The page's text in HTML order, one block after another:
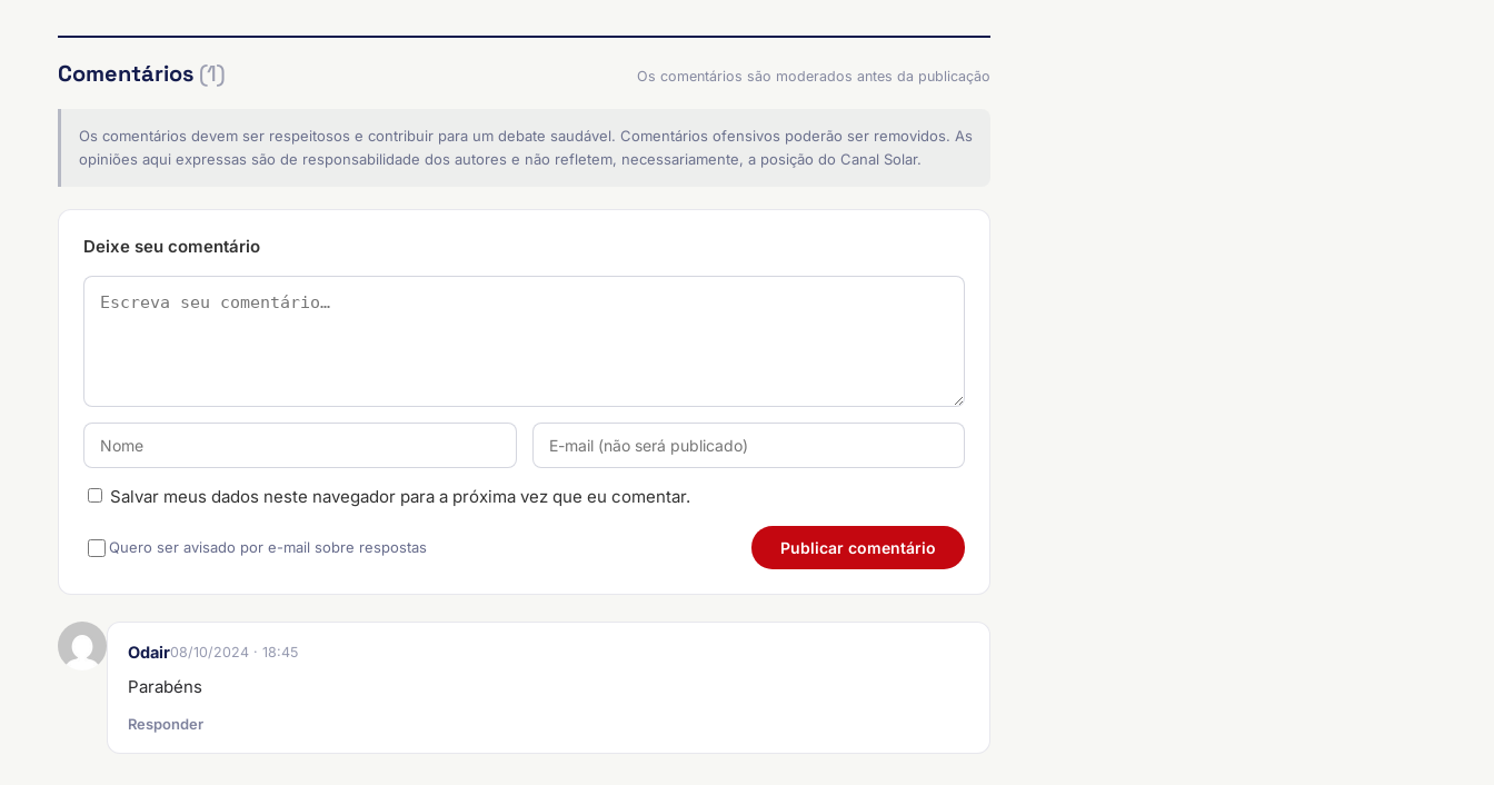
Comentários (1) Os comentários são moderados antes da publicação
Os comentários devem ser respeitosos e contribuir para um debate saudável. Comentários ofensivos poderão ser removidos. As
opiniões aqui expressas são de responsabilidade dos autores e não refletem, necessariamente, a posição do Canal Solar.
Deixe seu comentário
Salvar meus dados neste navegador para a próxima vez que eu comentar.
Quero ser avisado por e-mail sobre respostas
Odair08/10/2024 · 18:45
Parabéns
Responder